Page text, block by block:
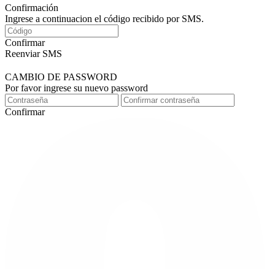
Confirmación
Ingrese a continuacion el código recibido por SMS.
Confirmar
Reenviar SMS
CAMBIO DE PASSWORD
Por favor ingrese su nuevo password
Confirmar